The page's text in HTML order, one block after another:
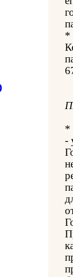
*
*
-